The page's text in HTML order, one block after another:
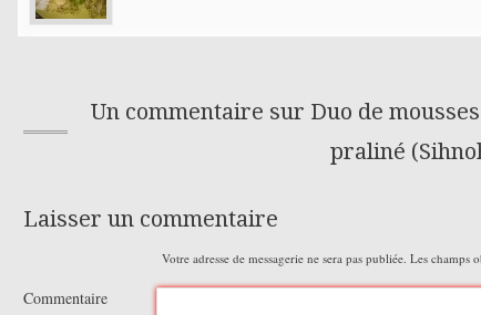
Un commentaire sur Duo de
praliné
Laisser un commentaire
Votre adresse de messagerie ne sera pas publiée. Les champs
Commentaire